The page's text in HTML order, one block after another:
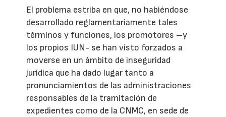
El problema estriba en que, no habiéndose
desarrollado reglamentariamente tales
términos y funciones, los promotores –y
los propios IUN- se han visto forzados a
moverse en un ámbito de inseguridad
jurídica que ha dado lugar tanto a
pronunciamientos de las administraciones
responsables de la tramitación de
expedientes como de la CNMC, en sede de